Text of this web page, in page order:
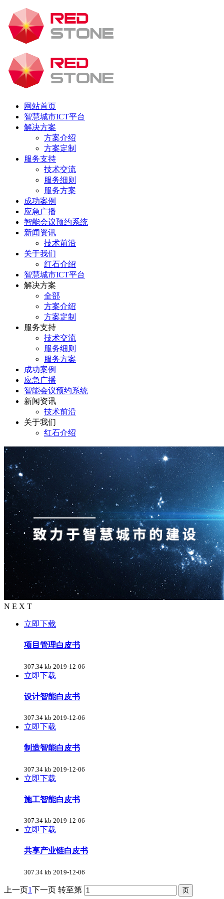
网站首页
智慧城市ICT平台
解决方案
方案介绍
方案定制
服务支持
技术交流
服务细则
服务方案
成功案例
应急广播
智能会议预约系统
新闻资讯
技术前沿
关于我们
红石介绍
智慧城市ICT平台
解决方案
全部
方案介绍
方案定制
服务支持
技术交流
服务细则
服务方案
成功案例
应急广播
智能会议预约系统
新闻资讯
技术前沿
关于我们
红石介绍
N E X T
立即下载
项目管理白皮书
307.34 kb 2019-12-06
立即下载
设计智能白皮书
307.34 kb 2019-12-06
立即下载
制造智能白皮书
307.34 kb 2019-12-06
立即下载
施工智能白皮书
307.34 kb 2019-12-06
立即下载
共享产业链白皮书
307.34 kb 2019-12-06
上一页1下一页 转至第